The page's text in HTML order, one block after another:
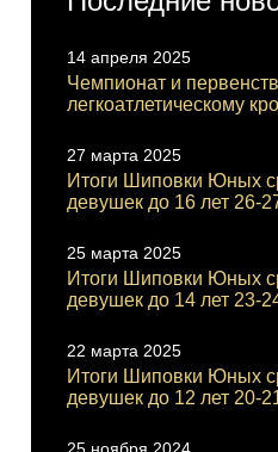
14 апреля 2025
Чемпионат и
легкоатлетическому
27 марта 2025
Итоги Шиповки Юных
девушек до 16 лет 26-
25 марта 2025
Итоги Шиповки Юных
девушек до 14 лет 23-
22 марта 2025
Итоги Шиповки Юных
девушек до 12 лет 20-